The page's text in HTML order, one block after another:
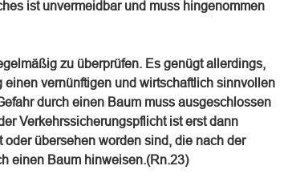
ist unvermeidbar und muss hingenommen
zu überprüfen. Es genügt allerdings,
vernünftigen und wirtschaftlich sinnvollen
durch einen Baum muss ausgeschlossen
Verkehrssicherungspflicht ist erst dann
übersehen worden sind, die nach der
einen Baum hinweisen.(Rn.23)